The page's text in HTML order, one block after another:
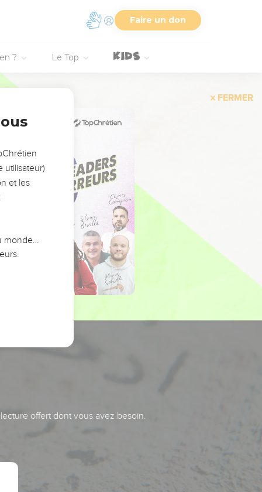
Faire un don
? Le Top
FERMER
offert dont vous avez besoin.
utilisateur)
et les
monde…